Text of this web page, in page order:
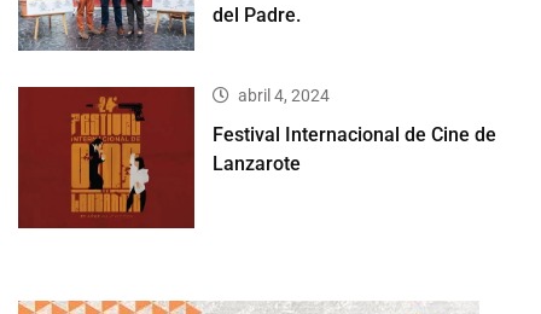
del Padre.
abril 4, 2024
Festival Internacional de Cine de
Lanzarote